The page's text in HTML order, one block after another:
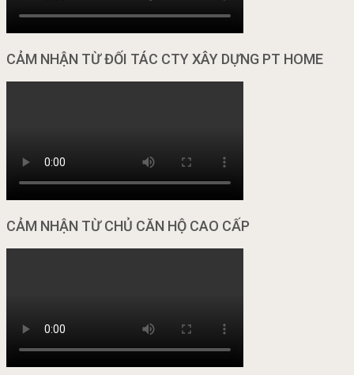
CẢM NHẬN TỪ ĐỐI TÁC CTY XÂY DỰNG PT HOME
CẢM NHẬN TỪ CHỦ CĂN HỘ CAO CẤP